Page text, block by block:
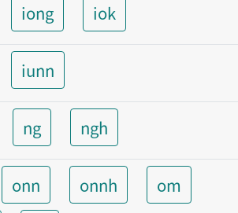
iong iok
iunn
ng ngh
onn onnh
om